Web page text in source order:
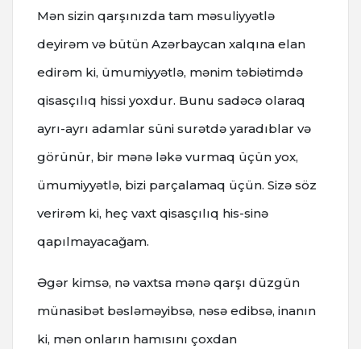
Mən sizin qarşınızda tam məsuliyyətlə
deyirəm və bütün Azərbaycan xalqına elan
edirəm ki, ümumiyyətlə, mənim təbiətimdə
qisasçılıq hissi yoxdur. Bunu sadəcə olaraq
ayrı-ayrı adamlar süni surətdə yaradıblar və
görünür, bir mənə ləkə vurmaq üçün yox,
ümumiyyətlə, bizi parçalamaq üçün. Sizə söz
verirəm ki, heç vaxt qisasçılıq his-sinə
qapılmayacağam.
Əgər kimsə, nə vaxtsa mənə qarşı düzgün
münasibət bəsləməyibsə, nəsə edibsə, inanın
ki, mən onların hamısını çoxdan